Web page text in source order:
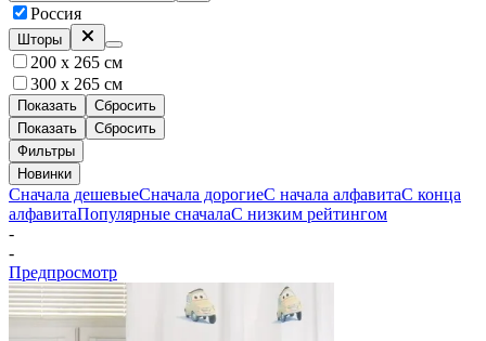
Россия
Шторы
200 х 265 см
300 х 265 см
Показать
Сбросить
Показать
Сбросить
Фильтры
Новинки
Сначала дешевыеСначала дорогиеС начала алфавитаС конца
алфавитаПопулярные сначалаС низким рейтингом
-
-
Предпросмотр